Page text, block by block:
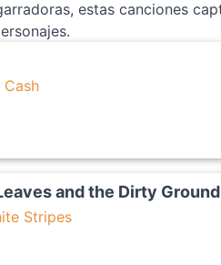
estas canciones
and the Dirty Ground
Stripes